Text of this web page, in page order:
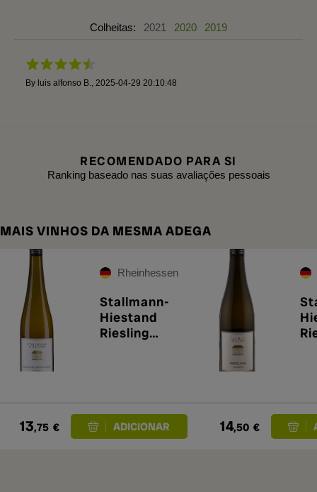
Colheitas: 2021 2020 2019
By luis alfonso B. 2025-04-29 20:10:48
RECOMENDADO PARA SI
Ranking baseado nas suas avaliações pessoais
MAIS VINHOS DA MESMA ADEGA
Rheinhessen
Stallmann-
Hiestand
Riesling
13,75 € 14,50 €